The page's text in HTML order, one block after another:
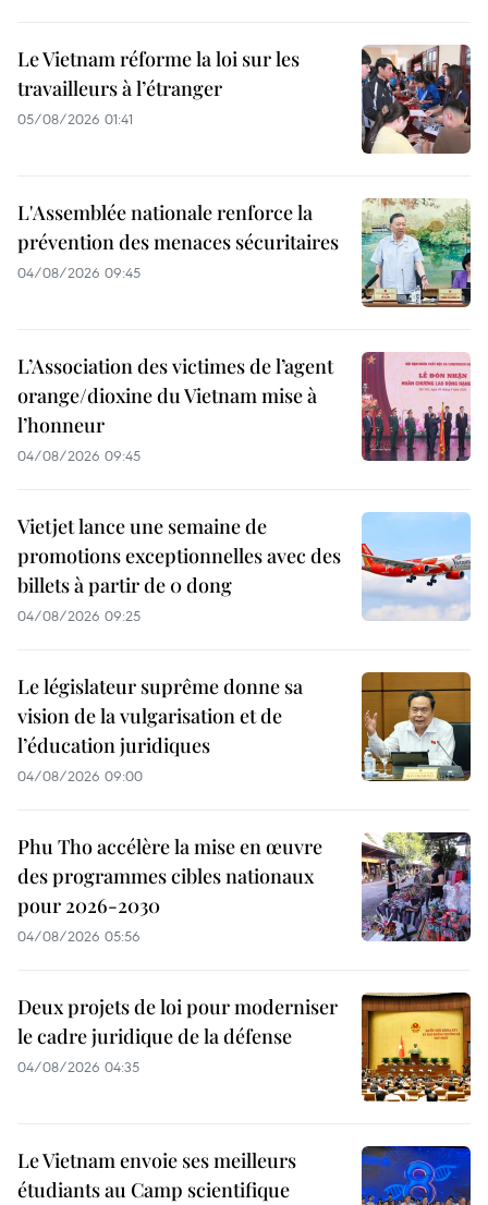
Le Vietnam réforme la loi sur les
travailleurs à l’étranger
05/08/2026 01:41
L'Assemblée nationale renforce la
prévention des menaces sécuritaires
04/08/2026 09:45
L’Association des victimes de l’agent
orange/dioxine du Vietnam mise à
l’honneur
04/08/2026 09:45
Vietjet lance une semaine de
promotions exceptionnelles avec des
billets à partir de 0 dong
04/08/2026 09:25
Le législateur suprême donne sa
vision de la vulgarisation et de
l’éducation juridiques
04/08/2026 09:00
Phu Tho accélère la mise en œuvre
des programmes cibles nationaux
pour 2026-2030
04/08/2026 05:56
Deux projets de loi pour moderniser
le cadre juridique de la défense
04/08/2026 04:35
Le Vietnam envoie ses meilleurs
étudiants au Camp scientifique